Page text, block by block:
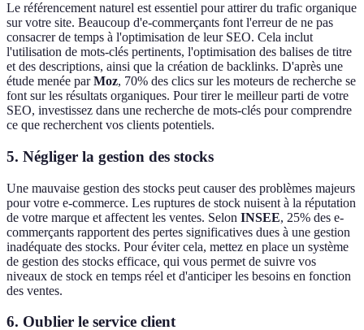
Le référencement naturel est essentiel pour attirer du trafic organique
sur votre site. Beaucoup d'e-commerçants font l'erreur de ne pas
consacrer de temps à l'optimisation de leur SEO. Cela inclut
l'utilisation de mots-clés pertinents, l'optimisation des balises de titre
et des descriptions, ainsi que la création de backlinks. D'après une
étude menée parMoz, 70% des clics sur les moteurs de recherche se
font sur les résultats organiques. Pour tirer le meilleur parti de votre
SEO, investissez dans une recherche de mots-clés pour comprendre
ce que recherchent vos clients potentiels.
5. Négliger la gestion des stocks
Une mauvaise gestion des stocks peut causer des problèmes majeurs
pour votre e-commerce. Les ruptures de stock nuisent à la réputation
de votre marque et affectent les ventes. Selon INSEE, 25% des e-
commerçants rapportent des pertes significatives dues à une gestion
inadéquate des stocks. Pour éviter cela, mettez en place un système
de gestion des stocks efficace, qui vous permet de suivre vos
niveaux de stock en temps réel et d'anticiper les besoins en fonction
des ventes.
6. Oublier le service client